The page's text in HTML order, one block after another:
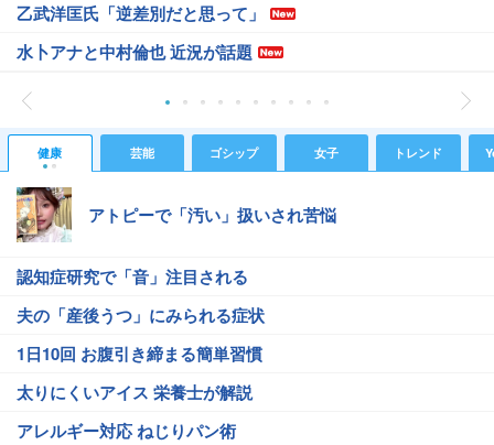
乙武洋匡氏「逆差別だと思って」
水卜アナと中村倫也 近況が話題
健康 芸能 ゴシップ 女子 トレンド
アトピーで「汚い」扱いされ苦悩
認知症研究で「音」注目される
夫の「産後うつ」にみられる症状
1日10回 お腹引き締まる簡単習慣
太りにくいアイス 栄養士が解説
アレルギー対応 ねじりパン術